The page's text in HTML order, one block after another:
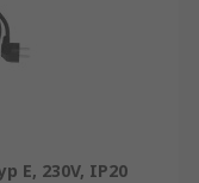
E, 230V, IP20